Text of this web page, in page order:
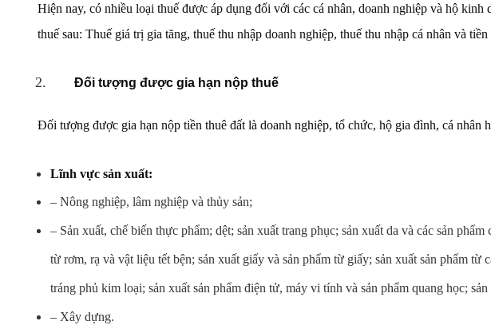
Hiện nay, có nhiều loại thuế được áp dụng đối với các cá nhân, doanh nghiệp và hộ
thuế sau: Thuế giá trị gia tăng, thuế thu nhập doanh nghiệp, thuế thu nhập cá nhân và tiền
Đối tượng được gia hạn nộp thuế
Đối tượng được gia hạn nộp tiền thuê đất là doanh nghiệp, tổ chức, hộ gia đình, cá
Lĩnh vực sản xuất:
– Nông nghiệp, lâm nghiệp và thủy sản;
– Sản xuất, chế biến thực phẩm; dệt; sản xuất trang phục; sản xuất da và các sản
từ rơm, rạ và vật liệu tết bện; sản xuất giấy và sản phẩm từ giấy; sản xuất sản phẩm
tráng phủ kim loại; sản xuất sản phẩm điện tử, máy vi tính và sản phẩm quang học;
– Xây dựng.